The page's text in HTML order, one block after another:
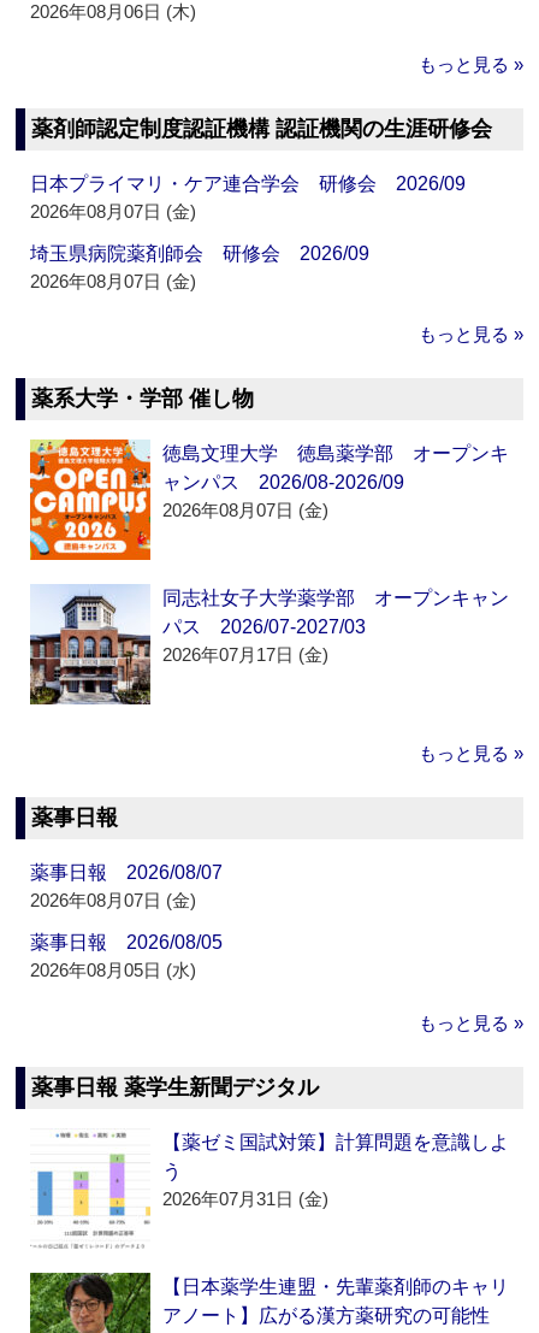
2026年08月06日 (木)
もっと見る »
薬剤師認定制度認証機構 認証機関の生涯研修会
日本プライマリ・ケア連合学会 研修会 2026/09
2026年08月07日 (金)
埼玉県病院薬剤師会 研修会 2026/09
2026年08月07日 (金)
もっと見る »
薬系大学・学部 催し物
徳島文理大学 徳島薬学部 オープンキ
ャンパス 2026/08-2026/09
2026年08月07日 (金)
同志社女子大学薬学部 オープンキャン
パス 2026/07-2027/03
2026年07月17日 (金)
もっと見る »
薬事日報
薬事日報 2026/08/07
2026年08月07日 (金)
薬事日報 2026/08/05
2026年08月05日 (水)
もっと見る »
薬事日報 薬学生新聞デジタル
【薬ゼミ国試対策】計算問題を意識しよ
う
2026年07月31日 (金)
【日本薬学生連盟・先輩薬剤師のキャリ
アノート】広がる漢方薬研究の可能性